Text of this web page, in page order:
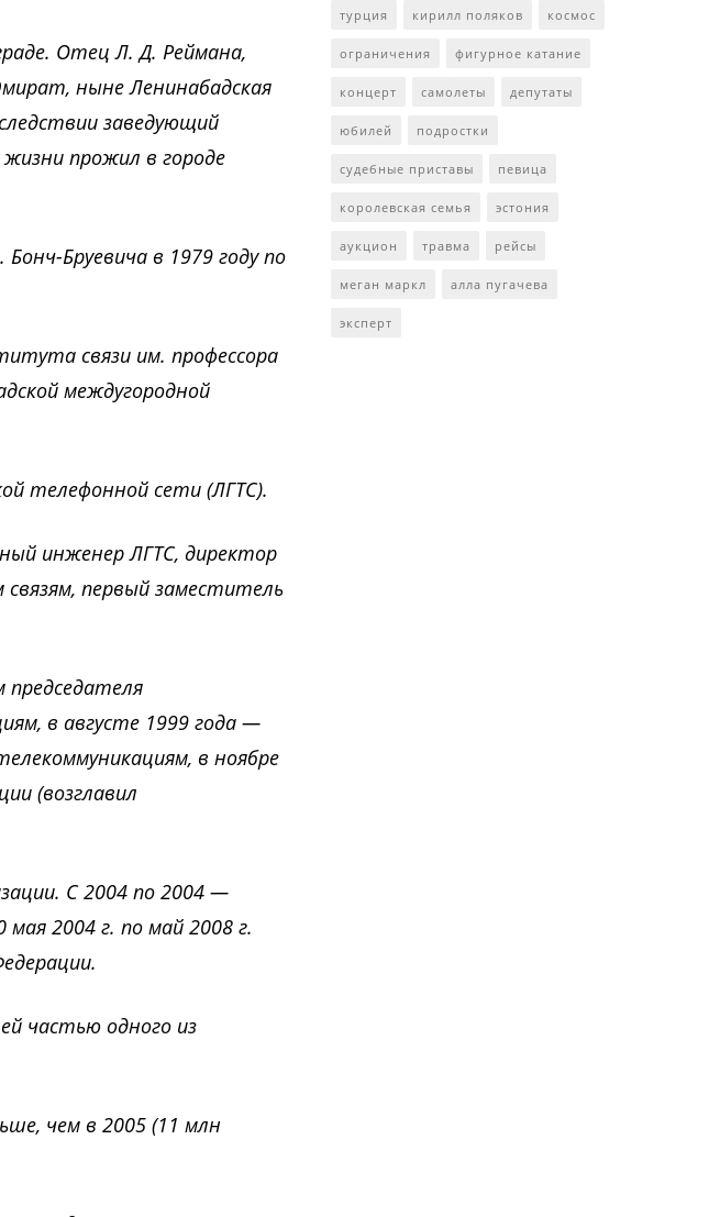
Отец Л. Д. Реймана,
ныне Ленинабадская
заведующий
прожил в городе
Бруевича в 1979 году по
связи им. профессора
междугородной
телефонной сети (ЛГТС).
инженер ЛГТС, директор
первый заместитель
в августе 1999 года —
в ноябре
(возглавил
С 2004 по 2004 —
2004 г. по май 2008 г.
частью одного из
чем в 2005 (11 млн
турция кирилл поляков космос
ограничения фигурное катание
концерт самолеты депутаты
юбилей подростки
судебные приставы певица
королевская семья эстония
аукцион травма рейсы
меган маркл алла пугачева
эксперт